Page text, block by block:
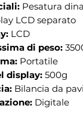
Pesatura
LCD separato
LCD
di peso:
Portatile
display: 500g
Bilancia da
Digitale